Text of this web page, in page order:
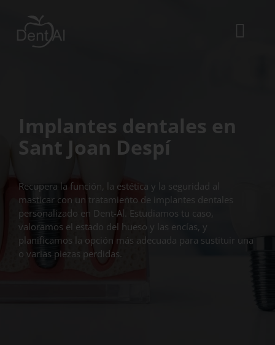
contenido
Tratamientos
Urgencias dentales
Blog
ES
CA
Implantes dentales en
Sant Joan Despí
Recupera la función, la estética y la seguridad al
masticar con un tratamiento de implantes dentales
personalizado en Dent-Al. Estudiamos tu caso,
valoramos el estado del hueso y las encías, y
planificamos la opción más adecuada para sustituir una
o varias piezas perdidas.